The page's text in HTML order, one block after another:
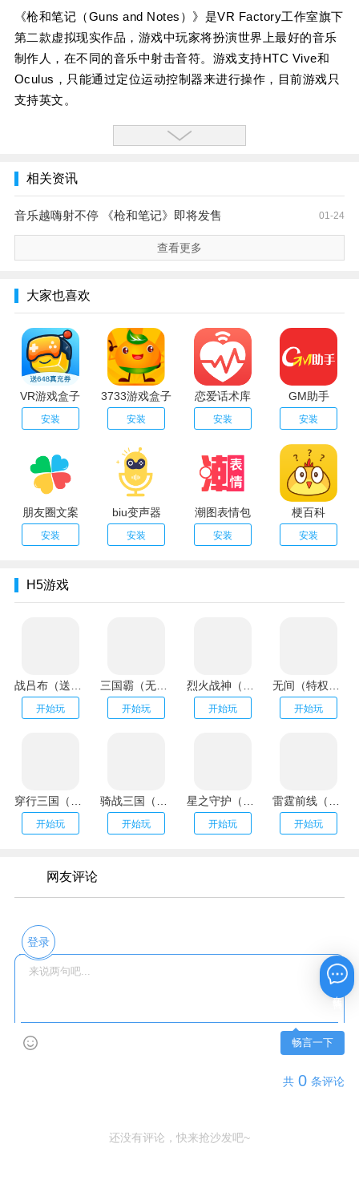
《枪和笔记（Guns and Notes）》是VR Factory工作室旗下
第二款虚拟现实作品，游戏中玩家将扮演世界上最好的音乐
制作人，在不同的音乐中射击音符。游戏支持HTC Vive和
Oculus，只能通过定位运动控制器来进行操作，目前游戏只
支持英文。
相关资讯
音乐越嗨射不停 《枪和笔记》即将发售 01-24
查看更多
大家也喜欢
VR游戏盒子
安装
3733游戏盒子
安装
恋爱话术库
安装
GM助手
安装
朋友圈文案
安装
biu变声器
安装
潮图表情包
安装
梗百科
安装
H5游戏
开始玩 开始玩 开始玩 开始玩
穿行三国（全武将免充）
开始玩
骑战三国（GM刷充金手指）
开始玩
星之守护（神龙送万充）
开始玩
雷霆前线（送传世100万充）
开始玩
网友评论
登录
畅言一下
共 0 条评论
还没有评论，快来抢沙发吧~